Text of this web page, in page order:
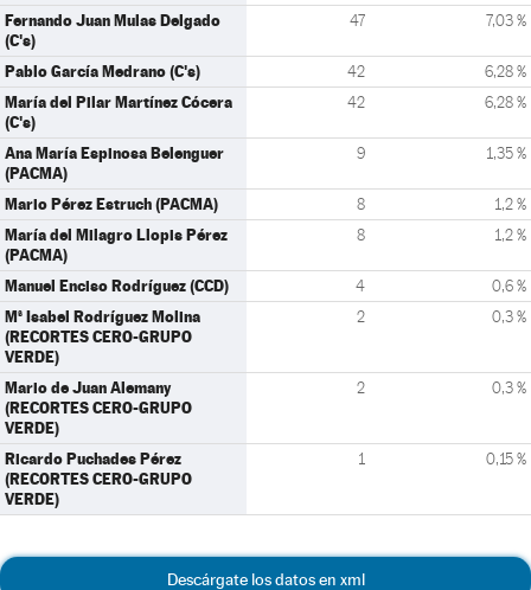
Fernando Juan Mulas Delgado
(C's)
47 7,03 %
Pablo García Medrano (C's) 42 6,28 %
María del Pilar Martínez Cócera
(C's)
42 6,28 %
Ana María Espinosa Belenguer
(PACMA)
9 1,35 %
Mario Pérez Estruch (PACMA) 8 1,2 %
María del Milagro Llopis Pérez
(PACMA)
8 1,2 %
Manuel Enciso Rodríguez (CCD) 4 0,6 %
Mª Isabel Rodríguez Molina
(RECORTES CERO-GRUPO
VERDE)
2 0,3 %
Mario de Juan Alemany
(RECORTES CERO-GRUPO
VERDE)
2 0,3 %
Ricardo Puchades Pérez
(RECORTES CERO-GRUPO
VERDE)
1 0,15 %
Descárgate los datos en xml